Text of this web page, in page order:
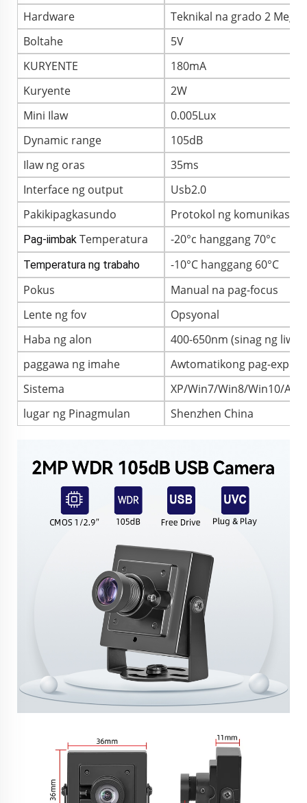
Hardware
Teknikal na grado 2
Boltahe
5V
KURYENTE
180mA
Kuryente
2W
Mini Ilaw
0.005Lux
Dynamic range
105dB
Ilaw ng oras
35ms
Interface ng output
Usb2.0
Pakikipagkasundo
Protokol ng
Pag-iimbak Temperatura -20°c hanggang 70°c
Temperatura ng trabaho
-10°C hanggang 60°C
Pokus
Manual na pag-focus
Lente ng fov
Opsyonal
Haba ng alon
400-650nm (sinag ng
paggawa ng imahe
Awtomatikong pag-
Sistema
XP/Win7/Win8/Win10/
lugar ng Pinagmulan
Shenzhen China